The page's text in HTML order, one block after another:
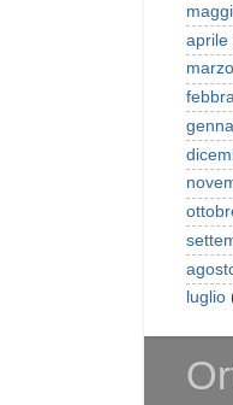
aprile
marzo
luglio